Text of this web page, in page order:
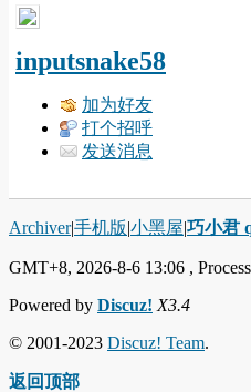
inputsnake58
加为好友
打个招呼
发送消息
Archiver|手机版|小黑屋|巧小君
GMT+8, 2026-8-6 13:06 ,
Powered by Discuz! X3.4
© 2001-2023 Discuz! Team.
返回顶部